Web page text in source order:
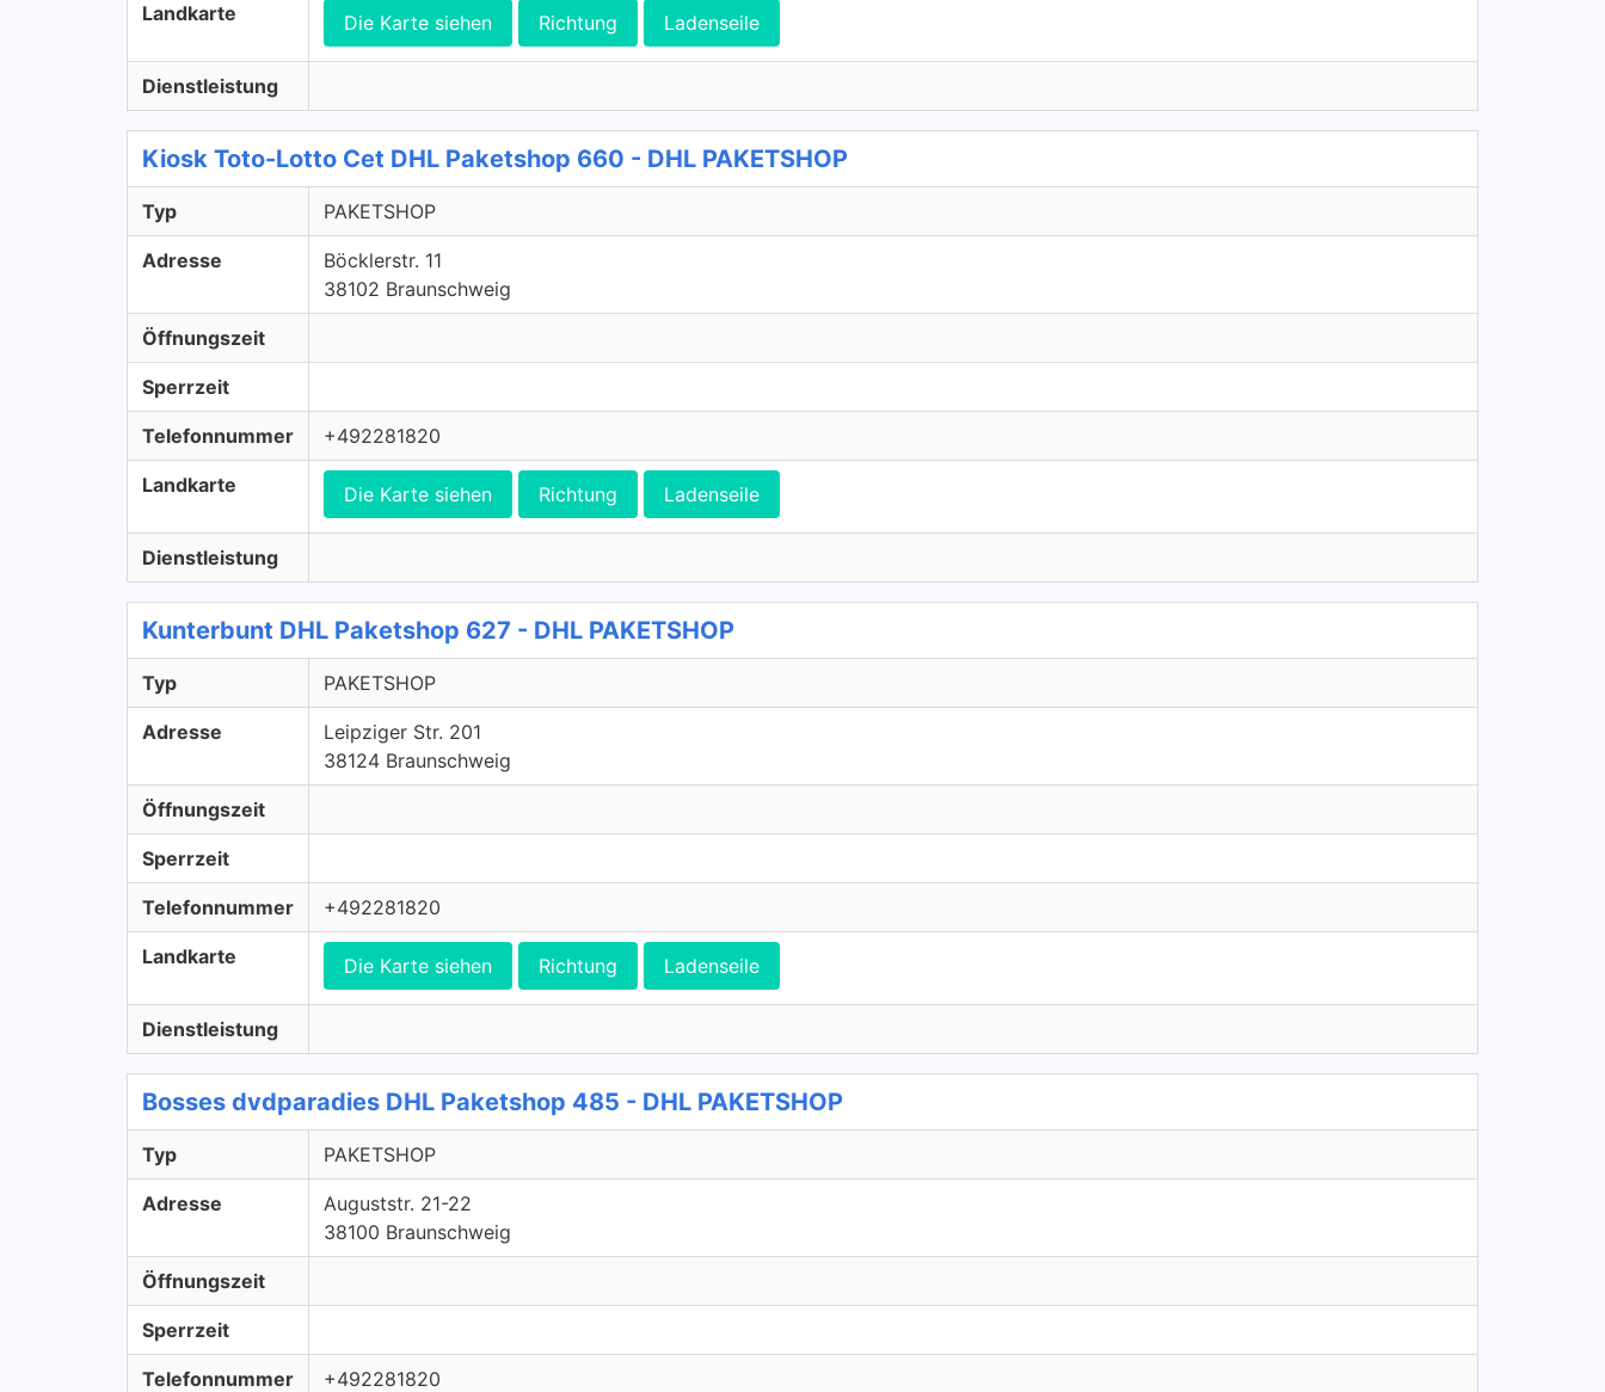
Landkarte Die Karte siehen Richtung Ladenseile
Dienstleistung
Kiosk Toto-Lotto Cet DHL Paketshop 660 - DHL PAKETSHOP
Typ PAKETSHOP
Adresse
Böcklerstr. 11
38102 Braunschweig
Öffnungszeit
Sperrzeit
Telefonnummer +492281820
Landkarte Die Karte siehen Richtung Ladenseile
Dienstleistung
Kunterbunt DHL Paketshop 627 - DHL PAKETSHOP
Typ PAKETSHOP
Adresse
Leipziger Str. 201
38124 Braunschweig
Öffnungszeit
Sperrzeit
Telefonnummer +492281820
Landkarte Die Karte siehen Richtung Ladenseile
Dienstleistung
Bosses dvdparadies DHL Paketshop 485 - DHL PAKETSHOP
Typ PAKETSHOP
Adresse
Auguststr. 21-22
38100 Braunschweig
Öffnungszeit
Sperrzeit
Telefonnummer +492281820